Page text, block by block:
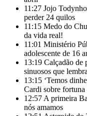
11:27 Jojo
perder 24 quilos
11:15 Medo do
da vida real!
11:01 Ministério
adolescente de 16
13:19 Calçadão de
sinuosos que
13:15 ‘Temos
Cardi sobre
12:57 A primeira
nós amamos